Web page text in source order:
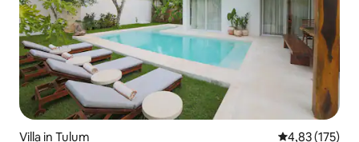
Villa in Tulum Gemiddelde
4,83 (175)